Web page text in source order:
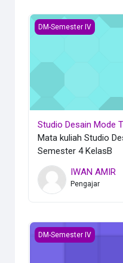
Studio Desain Mode
DM-Semester IV
Studio Desain Mode
Mata kuliah Studio
Semester 4 KelasB
IWAN AMIR
Pengajar
Reka Latar Tekstil 4B
DM-Semester IV